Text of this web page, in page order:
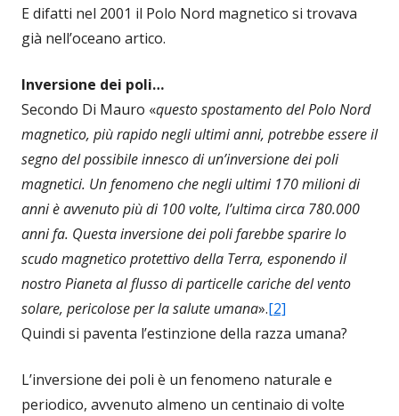
E difatti nel 2001 il Polo Nord magnetico si trovava
già nell’oceano artico.
Inversione dei poli…
Secondo Di Mauro «questo spostamento del Polo Nord
magnetico, più rapido negli ultimi anni, potrebbe essere il
segno del possibile innesco di un’inversione dei poli
magnetici. Un fenomeno che negli ultimi 170 milioni di
anni è avvenuto più di 100 volte, l’ultima circa 780.000
anni fa. Questa inversione dei poli farebbe sparire lo
scudo magnetico protettivo della Terra, esponendo il
nostro Pianeta al flusso di particelle cariche del vento
solare, pericolose per la salute umana».[2]
Quindi si paventa l’estinzione della razza umana?
L’inversione dei poli è un fenomeno naturale e
periodico, avvenuto almeno un centinaio di volte